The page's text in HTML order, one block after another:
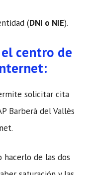
(DNI o NIE).
centro de
solicitar cita
Barberà del Vallès
de las dos